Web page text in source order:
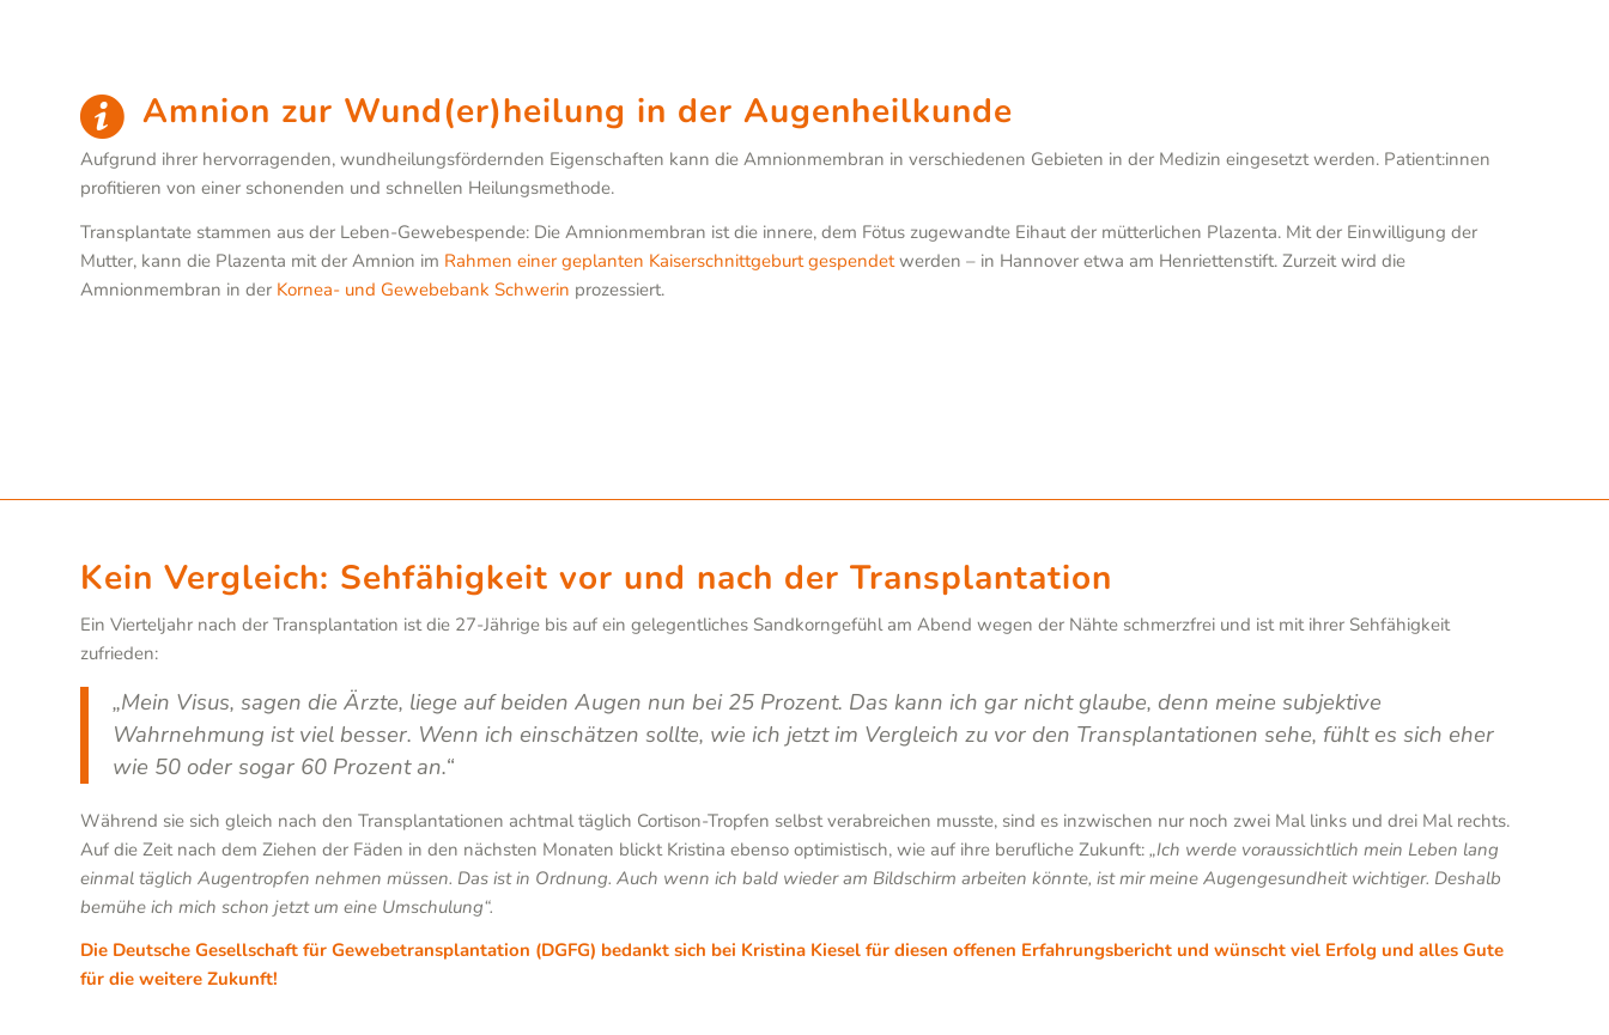
Amnion zur Wund(er)heilung in der Augenheilkunde
Aufgrund ihrer hervorragenden, wundheilungsfördernden Eigenschaften kann die Amnionmembran in verschiedenen Gebieten in der Medizin eingesetzt werden. Patient:innen
profitieren von einer schonenden und schnellen Heilungsmethode.
Transplantate stammen aus der Leben-Gewebespende: Die Amnionmembran ist die innere, dem Fötus zugewandte Eihaut der mütterlichen Plazenta. Mit der Einwilligung der
Mutter, kann die Plazenta mit der Amnion im Rahmen einer geplanten Kaiserschnittgeburt gespendetwerden – in Hannover etwa am Henriettenstift. Zurzeit wird die
Amnionmembran in der Kornea- und Gewebebank Schwerin prozessiert.
Kein Vergleich: Sehfähigkeit vor und nach der Transplantation
Ein Vierteljahr nach der Transplantation ist die 27-Jährige bis auf ein gelegentliches Sandkorngefühl am Abend wegen der Nähte schmerzfrei und ist mit ihrer Sehfähigkeit
zufrieden:
„Mein Visus, sagen die Ärzte, liege auf beiden Augen nun bei 25 Prozent. Das kann ich gar nicht glaube, denn meine subjektive
Wahrnehmung ist viel besser. Wenn ich einschätzen sollte, wie ich jetzt im Vergleich zu vor den Transplantationen sehe, fühlt es sich eher
wie 50 oder sogar 60 Prozent an.“
Während sie sich gleich nach den Transplantationen achtmal täglich Cortison-Tropfen selbst verabreichen musste, sind es inzwischen nur noch zwei Mal links und drei Mal rechts.
Auf die Zeit nach dem Ziehen der Fäden in den nächsten Monaten blickt Kristina ebenso optimistisch, wie auf ihre berufliche Zukunft: „Ich werde voraussichtlich mein Leben lang
einmal täglich Augentropfen nehmen müssen. Das ist in Ordnung. Auch wenn ich bald wieder am Bildschirm arbeiten könnte, ist mir meine Augengesundheit wichtiger. Deshalb
bemühe ich mich schon jetzt um eine Umschulung“.
Die Deutsche Gesellschaft für Gewebetransplantation (DGFG) bedankt sich bei Kristina Kiesel für diesen offenen Erfahrungsbericht und wünscht viel Erfolg und alles Gute
für die weitere Zukunft!